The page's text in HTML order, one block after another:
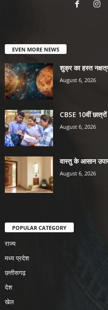
EVEN MORE NEWS
शुक्र का हस्त
August 6, 2026
CBSE 10वीं
August 6, 2026
वास्तु के आसान
August 6, 2026
POPULAR CATEGORY
राज्य
मध्य प्रदेश
छत्तीसगढ़
देश
खेल